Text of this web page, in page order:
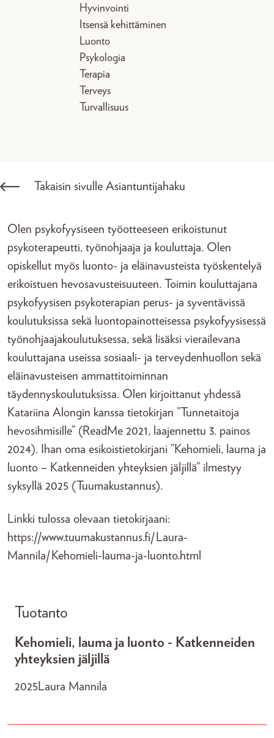
Hyvinvointi
Itsensä kehittäminen
Luonto
Psykologia
Terapia
Terveys
Turvallisuus
Takaisin sivulle Asiantuntijahaku
Olen psykofyysiseen työotteeseen erikoistunut
psykoterapeutti, työnohjaaja ja kouluttaja. Olen
opiskellut myös luonto- ja eläinavusteista työskentelyä
erikoistuen hevosavusteisuuteen. Toimin kouluttajana
psykofyysisen psykoterapian perus- ja syventävissä
koulutuksissa sekä luontopainotteisessa psykofyysisessä
työnohjaajakoulutuksessa, sekä lisäksi vierailevana
kouluttajana useissa sosiaali- ja terveydenhuollon sekä
eläinavusteisen ammattitoiminnan
täydennyskoulutuksissa. Olen kirjoittanut yhdessä
Katariina Alongin kanssa tietokirjan ”Tunnetaitoja
hevosihmisille” (ReadMe 2021, laajennettu 3. painos
2024). Ihan oma esikoistietokirjani ”Kehomieli, lauma ja
luonto – Katkenneiden yhteyksien jäljillä” ilmestyy
syksyllä 2025 (Tuumakustannus).
Linkki tulossa olevaan tietokirjaani:
https://www.tuumakustannus.fi/Laura-
Mannila/Kehomieli-lauma-ja-luonto.html
Tuotanto
Kehomieli, lauma ja luonto - Katkenneiden
yhteyksien jäljillä
2025 Laura Mannila